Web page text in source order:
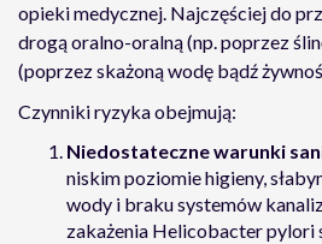
opieki medycznej. Najczęściej do
drogą oralno-oralną (np. poprzez
(poprzez skażoną wodę bądź
Czynniki ryzyka obejmują:
Niedostateczne warunki
niskim poziomie higieny,
wody i braku systemów
zakażenia Helicobacter pylori